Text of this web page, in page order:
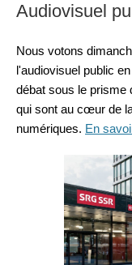
Audiovisuel
Nous votons
l'audiovisuel public
débat sous le prisme
qui sont au cœur de
numériques. En